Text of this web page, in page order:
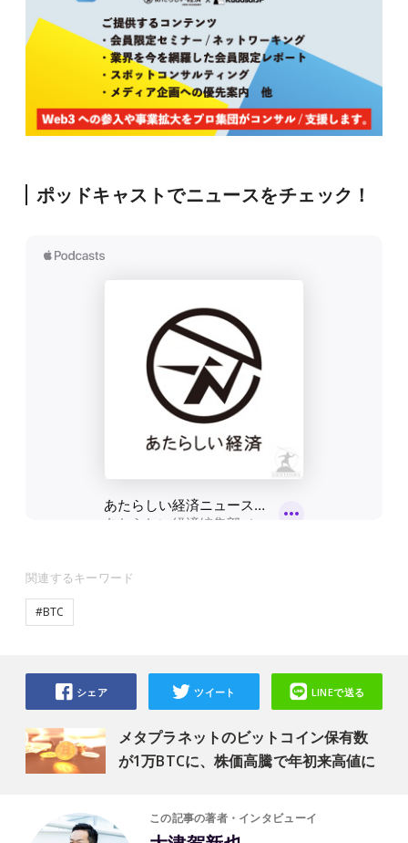
ポッドキャストでニュースをチェック！
関連するキーワード
#BTC
メタプラネットのビットコイン保有数
が1万BTCに、株価高騰で年初来高値に
シェア ツイート LINEで送る
この記事の著者・インタビューイ